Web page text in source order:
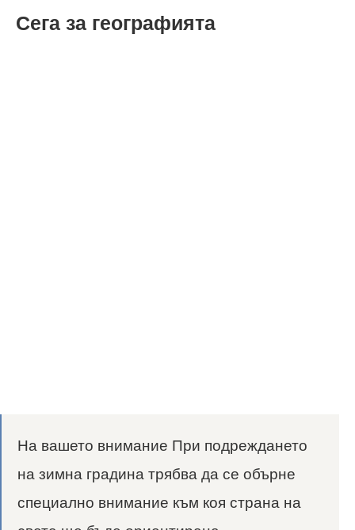
Сега за географията
На вашето внимание При подреждането
на зимна градина трябва да се обърне
специално внимание към коя страна на